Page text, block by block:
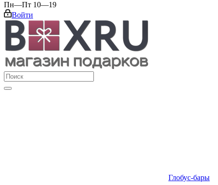
Пн—Пт 10—19
Войти
Глобус-бары